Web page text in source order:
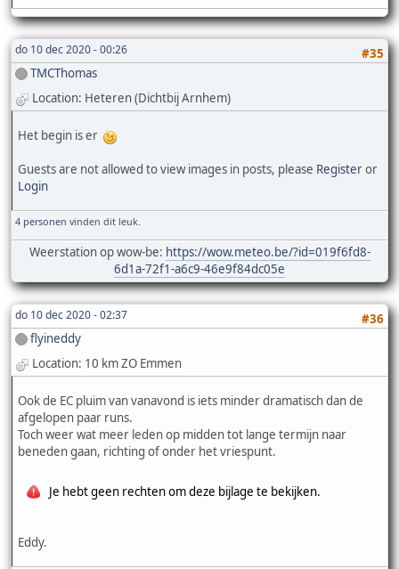
do 10 dec 2020 - 00:26
#35
TMCThomas
Location: Heteren (Dichtbij Arnhem)
Het begin is er
Guests are not allowed to view images in posts, please Registeror
Login
4 personen vinden dit leuk.
Weerstation op wow-be: https://wow.meteo.be/?id=019f6fd8-
6d1a-72f1-a6c9-46e9f84dc05e
do 10 dec 2020 - 02:37
#36
flyineddy
Location: 10 km ZO Emmen
Ook de EC pluim van vanavond is iets minder dramatisch dan de
afgelopen paar runs.
Toch weer wat meer leden op midden tot lange termijn naar
beneden gaan, richting of onder het vriespunt.
Je hebt geen rechten om deze bijlage te bekijken.
Eddy.